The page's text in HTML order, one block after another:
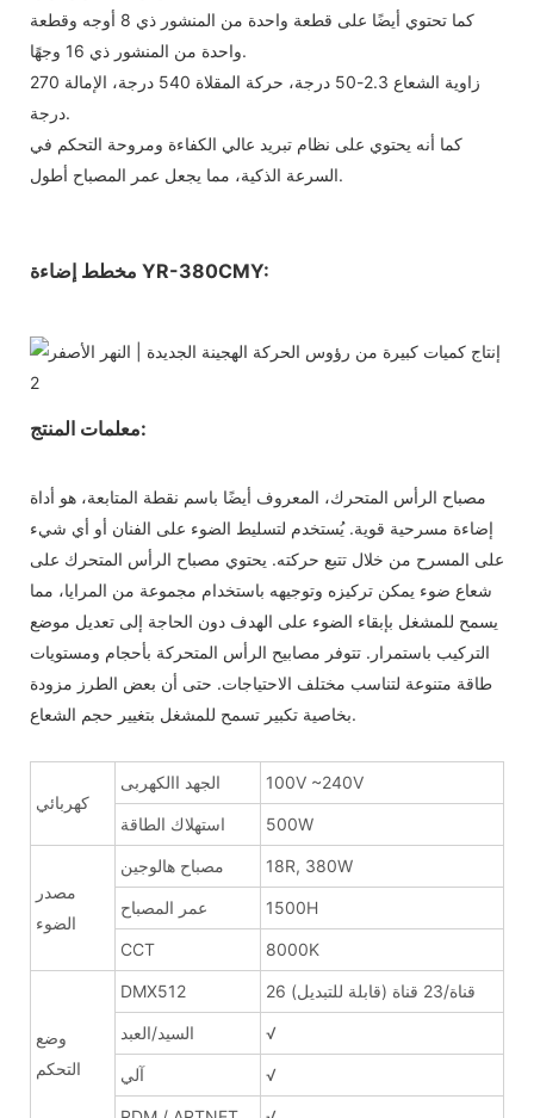
كما تحتوي أيضًا على قطعة واحدة من المنشور ذي 8 أوجه وقطعة
واحدة من المنشور ذي 16 وجهًا.
زاوية الشعاع 2.3-50 درجة، حركة المقلاة 540 درجة، الإمالة 270
درجة.
كما أنه يحتوي على نظام تبريد عالي الكفاءة ومروحة التحكم في
السرعة الذكية، مما يجعل عمر المصباح أطول.
مخطط إضاءة YR-380CMY:
معلمات المنتج:
مصباح الرأس المتحرك، المعروف أيضًا باسم نقطة المتابعة، هو أداة
إضاءة مسرحية قوية. يُستخدم لتسليط الضوء على الفنان أو أي شيء
على المسرح من خلال تتبع حركته. يحتوي مصباح الرأس المتحرك على
شعاع ضوء يمكن تركيزه وتوجيهه باستخدام مجموعة من المرايا، مما
يسمح للمشغل بإبقاء الضوء على الهدف دون الحاجة إلى تعديل موضع
التركيب باستمرار. تتوفر مصابيح الرأس المتحركة بأحجام ومستويات
طاقة متنوعة لتناسب مختلف الاحتياجات. حتى أن بعض الطرز مزودة
بخاصية تكبير تسمح للمشغل بتغيير حجم الشعاع.
كهربائي
الجهد االكهربى 100V ~240V
استهلاك الطاقة 500W
مصدر
الضوء
مصباح هالوجين 18R, 380W
عمر المصباح 1500H
CCT 8000K
وضع
التحكم
DMX512 26 قناة/23 قناة (قابلة للتبديل)
السيد/العبد √
آلي √